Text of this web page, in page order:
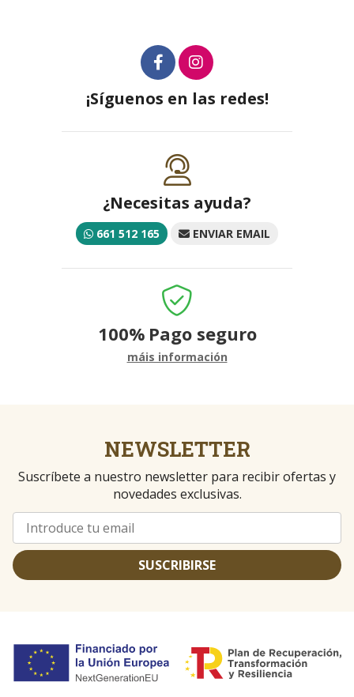
¡Síguenos en las redes!
¿Necesitas ayuda?
661 512 165 ENVIAR EMAIL
100% Pago seguro
máis información
NEWSLETTER
Suscríbete a nuestro newsletter para recibir ofertas y
novedades exclusivas.
SUSCRIBIRSE